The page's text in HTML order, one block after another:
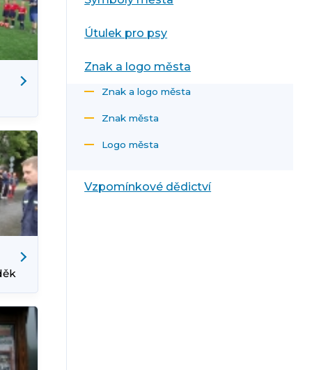
Útulek pro psy
Znak a logo města
Znak a logo města
Znak města
Logo města
Vzpomínkové dědictví